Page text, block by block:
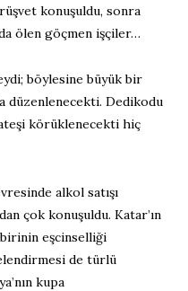
rüşvet konuşuldu, sonra
ölen göçmen işçiler…
böylesine büyük bir
düzenlenecekti. Dedikodu
körüklenecekti hiç
alkol satışı
çok konuşuldu. Katar’ın
eşcinselliği
de türlü
kupa